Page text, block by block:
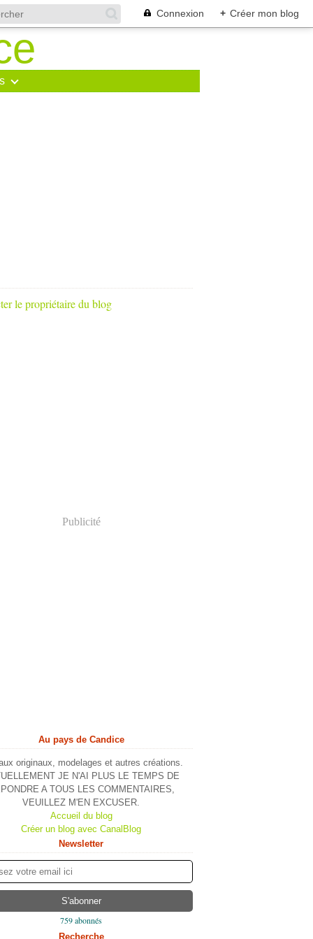
Connexion + Créer mon blog
le propriétaire du blog
Publicité
Au pays de Candice
originaux, modelages et autres créations.
JE N'AI PLUS LE TEMPS DE
A TOUS LES COMMENTAIRES,
VEUILLEZ M'EN EXCUSER.
Accueil du blog
Créer un blog avec CanalBlog
Newsletter
759 abonnés
Recherche